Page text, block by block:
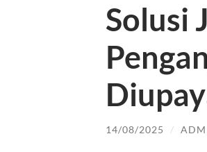
Solusi
14/08/2025 /